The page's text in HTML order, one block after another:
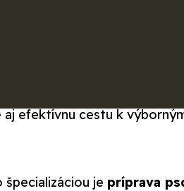
prístup.
efektívnu cestu k
je príprava